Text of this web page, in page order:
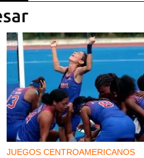
JUEGOS CENTROAMERICANOS